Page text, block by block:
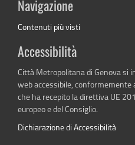
Navigazione
Contenuti più visti
Accessibilità
Città Metropolitana di Genova si
web accessibile,
che ha recepito la direttiva UE
europeo e del Consiglio.
Dichiarazione di Accessibilità